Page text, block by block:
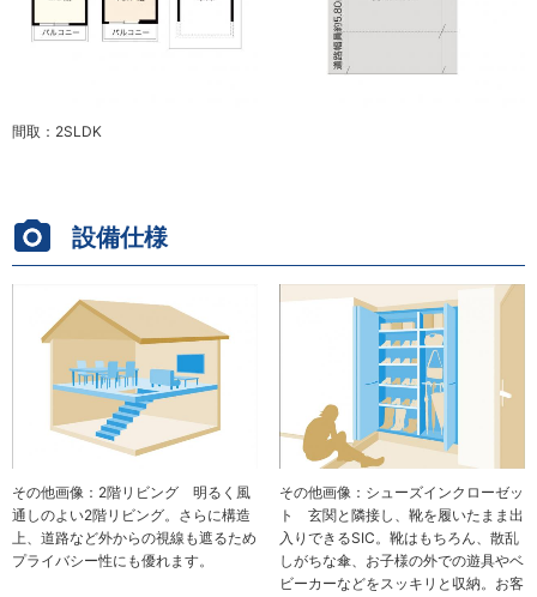
間取：2SLDK
設備仕様
その他画像：2階リビング 明るく風
通しのよい2階リビング。さらに構造
上、道路など外からの視線も遮るため
プライバシー性にも優れます。
その他画像：シューズインクローゼッ
ト 玄関と隣接し、靴を履いたまま出
入りできるSIC。靴はもちろん、散乱
しがちな傘、お子様の外での遊具やベ
ビーカーなどをスッキリと収納。お客